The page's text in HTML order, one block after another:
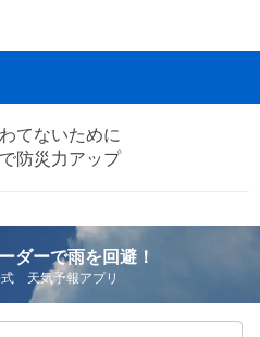
てないために
防災力アップ
ダーで雨を回避！
天気予報アプリ